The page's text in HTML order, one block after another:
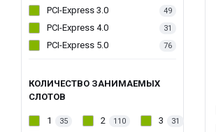
PCI-Express 3.0 49
PCI-Express 4.0 31
PCI-Express 5.0 76
КОЛИЧЕСТВО ЗАНИМАЕМЫХ
СЛОТОВ
1 35 2 110 3 31